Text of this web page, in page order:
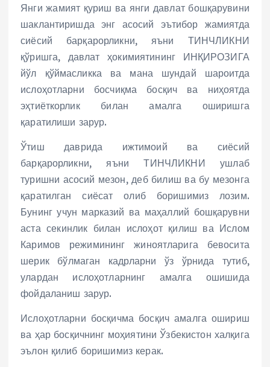
Янги жамият қуриш ва янги давлат бошқарувини
шаклантиришда энг асосий эътибор жамиятда
сиёсий барқарорликни, яъни ТИНЧЛИКНИ
қўришга, давлат ҳокимиятининг ИНҚИРОЗИГА
йўл қўймасликка ва мана шундай шароитда
ислоҳотларни босчиқма босқич ва ниҳоятда
эҳтиёткорлик билан амалга оширишга
қаратилиши зарур.
Ўтиш даврида ижтимоий ва сиёсий
барқарорликни, яъни ТИНЧЛИКНИ ушлаб
туришни асосий мезон, деб билиш ва бу мезонга
қаратилган сиёсат олиб боришимиз лозим.
Бунинг учун марказий ва маҳаллий бошқарувни
аста секинлик билан ислоҳот қилиш ва Ислом
Каримов режимининг жиноятларига бевосита
шерик бўлмаган кадрларни ўз ўрнида тутиб,
улардан ислоҳотларнинг амалга ошишида
фойдаланиш зарур.
Ислоҳотларни босқичма босқич амалга ошириш
ва ҳар босқичнинг моҳиятини Ўзбекистон халқига
эълон қилиб боришимиз керак.